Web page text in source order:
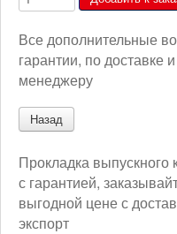
Все дополнительные
гарантии, по доставке
менеджеру
Прокладка
с гарантией,
выгодной цене с
экспорт